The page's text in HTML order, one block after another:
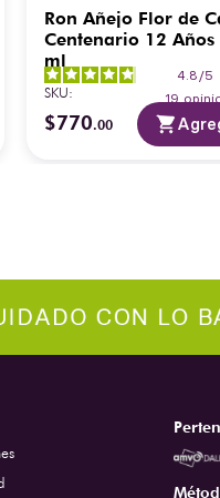
Ron Añejo Flor de
Centenario 12 Años
ml
4.8 /5
19
SKU:
$770.00